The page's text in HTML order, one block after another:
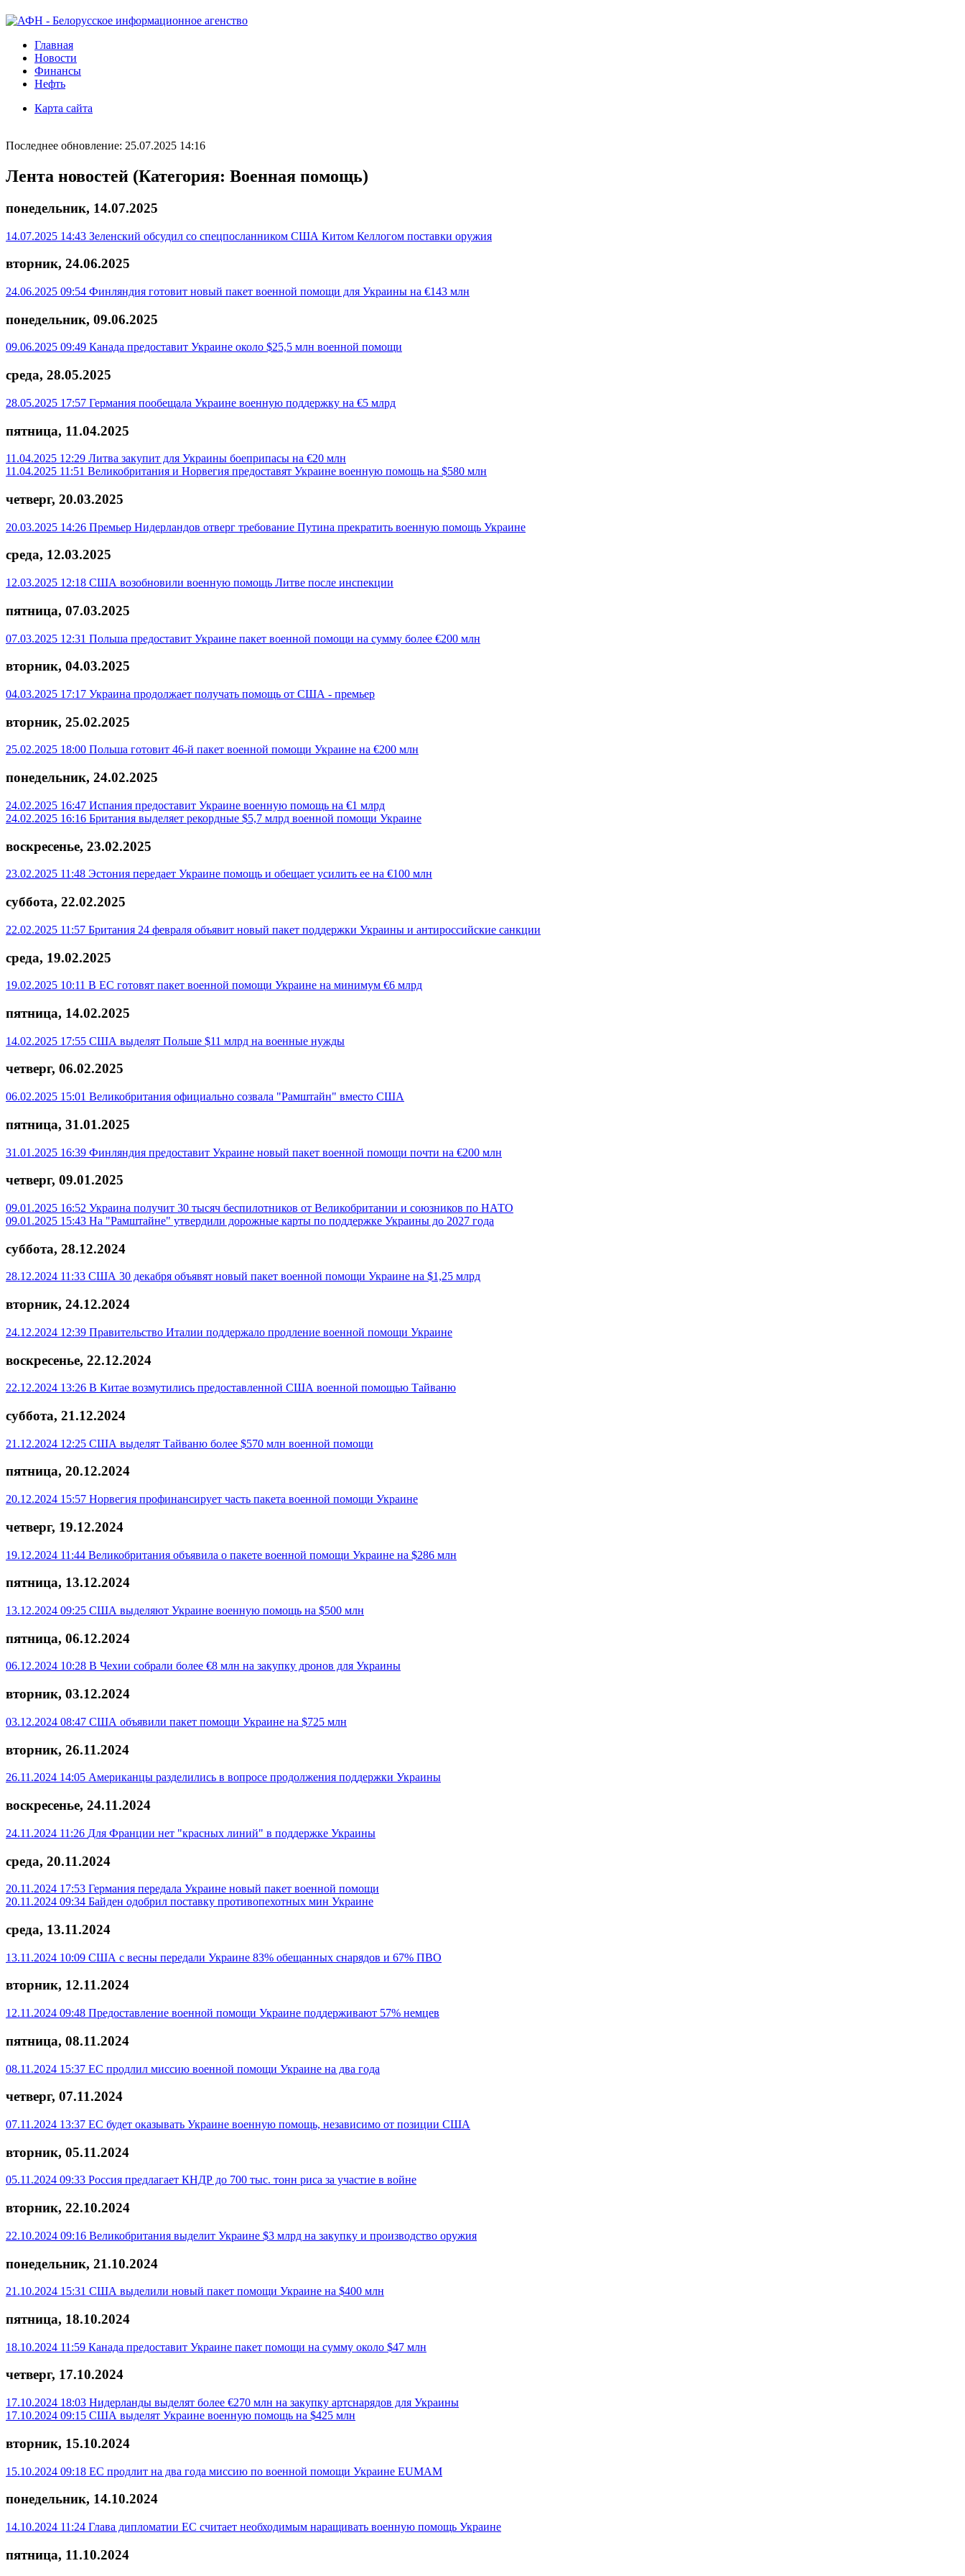
Главная
Новости
Финансы
Нефть
Карта сайта
Последнее обновление: 25.07.2025 14:16
Лента новостей (Категория: Военная помощь)
понедельник, 14.07.2025
14.07.2025 14:43 Зеленский обсудил со спецпосланником США Китом Келлогом поставки оружия
вторник, 24.06.2025
24.06.2025 09:54 Финляндия готовит новый пакет военной помощи для Украины на €143 млн
понедельник, 09.06.2025
09.06.2025 09:49 Канада предоставит Украине около $25,5 млн военной помощи
среда, 28.05.2025
28.05.2025 17:57 Германия пообещала Украине военную поддержку на €5 млрд
пятница, 11.04.2025
11.04.2025 12:29 Литва закупит для Украины боеприпасы на €20 млн
11.04.2025 11:51 Великобритания и Норвегия предоставят Украине военную помощь на $580 млн
четверг, 20.03.2025
20.03.2025 14:26 Премьер Нидерландов отверг требование Путина прекратить военную помощь Украине
среда, 12.03.2025
12.03.2025 12:18 США возобновили военную помощь Литве после инспекции
пятница, 07.03.2025
07.03.2025 12:31 Польша предоставит Украине пакет военной помощи на сумму более €200 млн
вторник, 04.03.2025
04.03.2025 17:17 Украина продолжает получать помощь от США - премьер
вторник, 25.02.2025
25.02.2025 18:00 Польша готовит 46-й пакет военной помощи Украине на €200 млн
понедельник, 24.02.2025
24.02.2025 16:47 Испания предоставит Украине военную помощь на €1 млрд
24.02.2025 16:16 Британия выделяет рекордные $5,7 млрд военной помощи Украине
воскресенье, 23.02.2025
23.02.2025 11:48 Эстония передает Украине помощь и обещает усилить ее на €100 млн
суббота, 22.02.2025
22.02.2025 11:57 Британия 24 февраля объявит новый пакет поддержки Украины и антироссийские санкции
среда, 19.02.2025
19.02.2025 10:11 В ЕС готовят пакет военной помощи Украине на минимум €6 млрд
пятница, 14.02.2025
14.02.2025 17:55 США выделят Польше $11 млрд на военные нужды
четверг, 06.02.2025
06.02.2025 15:01 Великобритания официально созвала "Рамштайн" вместо США
пятница, 31.01.2025
31.01.2025 16:39 Финляндия предоставит Украине новый пакет военной помощи почти на €200 млн
четверг, 09.01.2025
09.01.2025 16:52 Украина получит 30 тысяч беспилотников от Великобритании и союзников по НАТО
09.01.2025 15:43 На "Рамштайне" утвердили дорожные карты по поддержке Украины до 2027 года
суббота, 28.12.2024
28.12.2024 11:33 США 30 декабря объявят новый пакет военной помощи Украине на $1,25 млрд
вторник, 24.12.2024
24.12.2024 12:39 Правительство Италии поддержало продление военной помощи Украине
воскресенье, 22.12.2024
22.12.2024 13:26 В Китае возмутились предоставленной США военной помощью Тайваню
суббота, 21.12.2024
21.12.2024 12:25 США выделят Тайваню более $570 млн военной помощи
пятница, 20.12.2024
20.12.2024 15:57 Норвегия профинансирует часть пакета военной помощи Украине
четверг, 19.12.2024
19.12.2024 11:44 Великобритания объявила о пакете военной помощи Украине на $286 млн
пятница, 13.12.2024
13.12.2024 09:25 США выделяют Украине военную помощь на $500 млн
пятница, 06.12.2024
06.12.2024 10:28 В Чехии собрали более €8 млн на закупку дронов для Украины
вторник, 03.12.2024
03.12.2024 08:47 США объявили пакет помощи Украине на $725 млн
вторник, 26.11.2024
26.11.2024 14:05 Американцы разделились в вопросе продолжения поддержки Украины
воскресенье, 24.11.2024
24.11.2024 11:26 Для Франции нет "красных линий" в поддержке Украины
среда, 20.11.2024
20.11.2024 17:53 Германия передала Украине новый пакет военной помощи
20.11.2024 09:34 Байден одобрил поставку противопехотных мин Украине
среда, 13.11.2024
13.11.2024 10:09 США с весны передали Украине 83% обещанных снарядов и 67% ПВО
вторник, 12.11.2024
12.11.2024 09:48 Предоставление военной помощи Украине поддерживают 57% немцев
пятница, 08.11.2024
08.11.2024 15:37 ЕС продлил миссию военной помощи Украине на два года
четверг, 07.11.2024
07.11.2024 13:37 ЕС будет оказывать Украине военную помощь, независимо от позиции США
вторник, 05.11.2024
05.11.2024 09:33 Россия предлагает КНДР до 700 тыс. тонн риса за участие в войне
вторник, 22.10.2024
22.10.2024 09:16 Великобритания выделит Украине $3 млрд на закупку и производство оружия
понедельник, 21.10.2024
21.10.2024 15:31 США выделили новый пакет помощи Украине на $400 млн
пятница, 18.10.2024
18.10.2024 11:59 Канада предоставит Украине пакет помощи на сумму около $47 млн
четверг, 17.10.2024
17.10.2024 18:03 Нидерланды выделят более €270 млн на закупку артснарядов для Украины
17.10.2024 09:15 США выделят Украине военную помощь на $425 млн
вторник, 15.10.2024
15.10.2024 09:18 ЕС продлит на два года миссию по военной помощи Украине EUMAM
понедельник, 14.10.2024
14.10.2024 11:24 Глава дипломатии ЕС считает необходимым наращивать военную помощь Украине
пятница, 11.10.2024